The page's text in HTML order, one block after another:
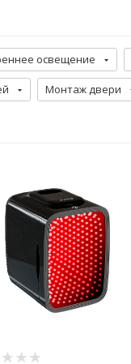
освещение
Монтаж двери